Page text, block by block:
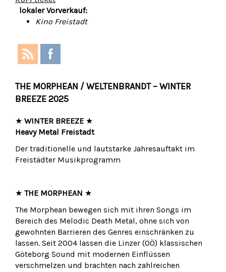
lokaler Vorverkauf:
Kino Freistadt
THE MORPHEAN / WELTENBRANDT – WINTER
BREEZE 2025
★ WINTER BREEZE ★
Heavy Metal Freistadt
Der traditionelle und lautstarke Jahresauftakt im
Freistädter Musikprogramm
★ THE MORPHEAN ★
The Morphean bewegen sich mit ihren Songs im
Bereich des Melodic Death Metal, ohne sich von
gewohnten Barrieren des Genres einschränken zu
lassen. Seit 2004 lassen die Linzer (OÖ) klassischen
Göteborg Sound mit modernen Einflüssen
verschmelzen und brachten nach zahlreichen